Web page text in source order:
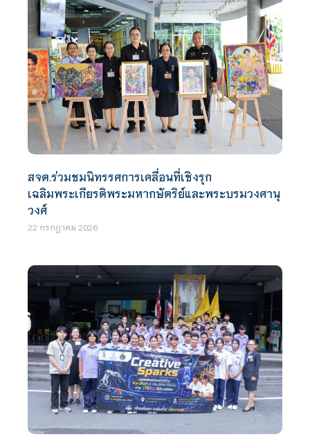
สจด.ร่วมชมนิทรรศการเคลื่อนที่เชิงรุก
เฉลิมพระเกียรติพระมหากษัตริย์และพระบรมวงศานุ
วงศ์
22 กรกฎาคม 2026